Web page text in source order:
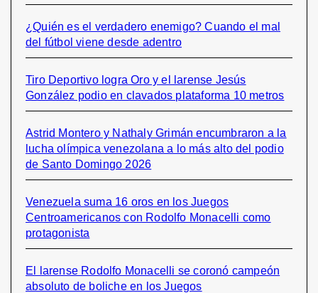
¿Quién es el verdadero enemigo? Cuando el mal
del fútbol viene desde adentro
Tiro Deportivo logra Oro y el larense Jesús
González podio en clavados plataforma 10 metros
Astrid Montero y Nathaly Grimán encumbraron a la
lucha olímpica venezolana a lo más alto del podio
de Santo Domingo 2026
Venezuela suma 16 oros en los Juegos
Centroamericanos con Rodolfo Monacelli como
protagonista
El larense Rodolfo Monacelli se coronó campeón
absoluto de boliche en los Juegos